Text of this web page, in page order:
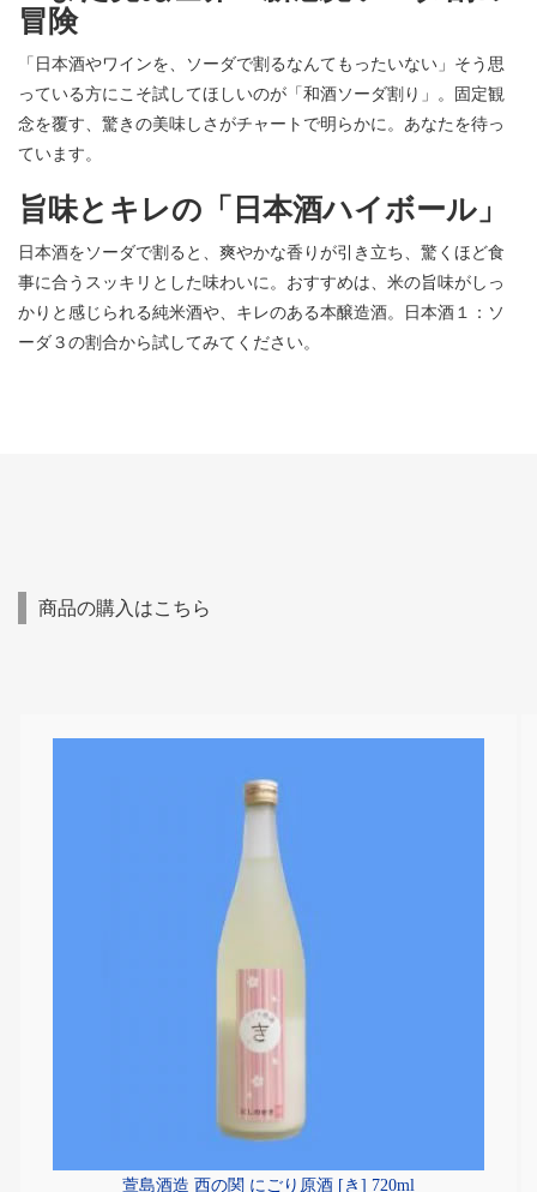
冒険
「日本酒やワインを、ソーダで割るなんてもったいない」そう思
っている方にこそ試してほしいのが「和酒ソーダ割り」。固定観
念を覆す、驚きの美味しさがチャートで明らかに。あなたを待っ
ています。
旨味とキレの「日本酒ハイボール」
日本酒をソーダで割ると、爽やかな香りが引き立ち、驚くほど食
事に合うスッキリとした味わいに。おすすめは、米の旨味がしっ
かりと感じられる純米酒や、キレのある本醸造酒。日本酒１：ソ
ーダ３の割合から試してみてください。
商品の購入はこちら
萱島酒造 西の関 にごり原酒 [き] 720ml